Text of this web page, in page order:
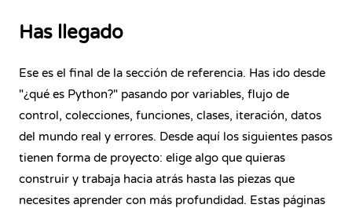
Has llegado
Ese es el final de la sección de referencia. Has ido desde
"¿qué es Python?" pasando por variables, flujo de
control, colecciones, funciones, clases, iteración, datos
del mundo real y errores. Desde aquí los siguientes pasos
tienen forma de proyecto: elige algo que quieras
construir y trabaja hacia atrás hasta las piezas que
necesites aprender con más profundidad. Estas páginas